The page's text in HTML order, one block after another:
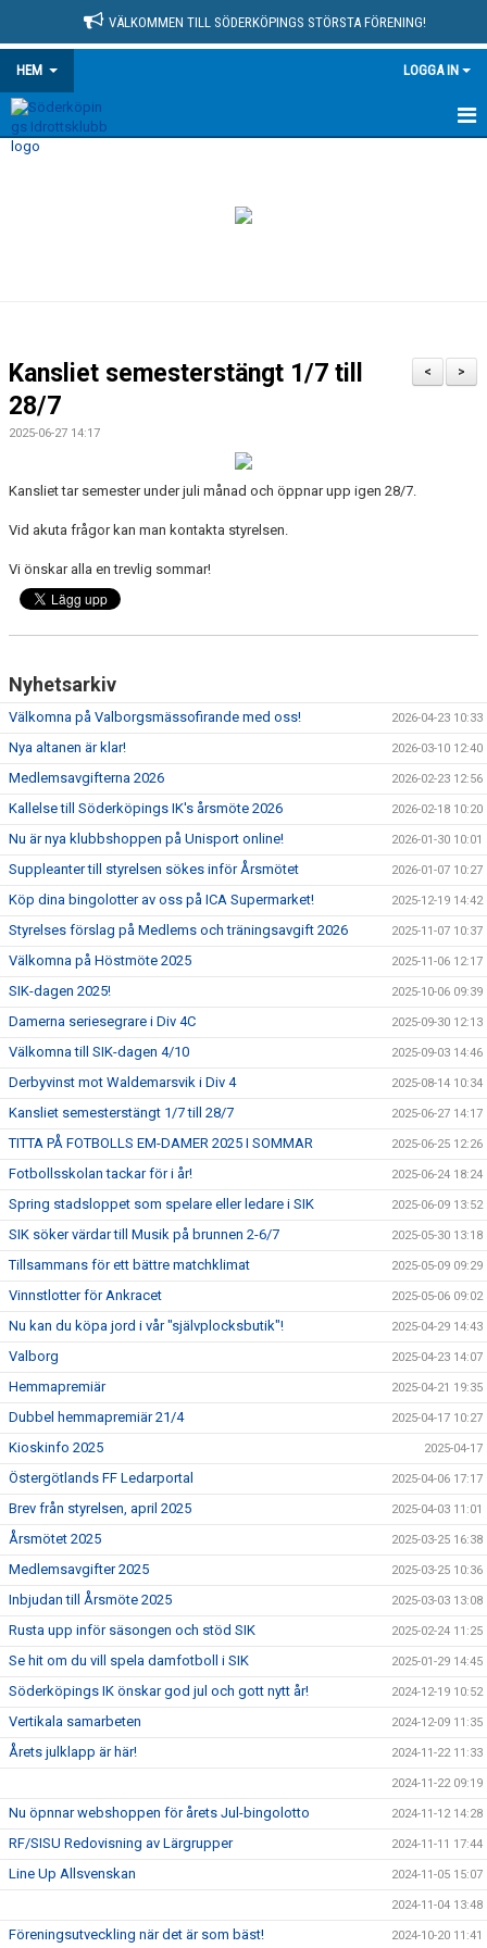
VÄLKOMMEN TILL SÖDERKÖPINGS STÖRSTA FÖRENING!
HEM LOGGA IN
HEM
KALENDER
SPONSORER
STÖTTA SIK
>
<
Kansliet semesterstängt 1/7 till
28/7
2025-06-27 14:17
Kansliet tar semester under juli månad och öppnar upp igen 28/7.
Vid akuta frågor kan man kontakta styrelsen.
Vi önskar alla en trevlig sommar!
Nyhetsarkiv
Välkomna på Valborgsmässofirande med oss! 2026-04-23 10:33
Nya altanen är klar! 2026-03-10 12:40
Medlemsavgifterna 2026 2026-02-23 12:56
Kallelse till Söderköpings IK's årsmöte 2026 2026-02-18 10:20
Nu är nya klubbshoppen på Unisport online! 2026-01-30 10:01
Suppleanter till styrelsen sökes inför Årsmötet 2026-01-07 10:27
Köp dina bingolotter av oss på ICA Supermarket! 2025-12-19 14:42
Styrelses förslag på Medlems och träningsavgift 2026 2025-11-07 10:37
Välkomna på Höstmöte 2025 2025-11-06 12:17
SIK-dagen 2025! 2025-10-06 09:39
Damerna seriesegrare i Div 4C 2025-09-30 12:13
Välkomna till SIK-dagen 4/10 2025-09-03 14:46
Derbyvinst mot Waldemarsvik i Div 4 2025-08-14 10:34
Kansliet semesterstängt 1/7 till 28/7 2025-06-27 14:17
TITTA PÅ FOTBOLLS EM-DAMER 2025 I SOMMAR 2025-06-25 12:26
Fotbollsskolan tackar för i år! 2025-06-24 18:24
Spring stadsloppet som spelare eller ledare i SIK 2025-06-09 13:52
SIK söker värdar till Musik på brunnen 2-6/7 2025-05-30 13:18
Tillsammans för ett bättre matchklimat 2025-05-09 09:29
Vinnstlotter för Ankracet 2025-05-06 09:02
Nu kan du köpa jord i vår "självplocksbutik"! 2025-04-29 14:43
Valborg 2025-04-23 14:07
Hemmapremiär 2025-04-21 19:35
Dubbel hemmapremiär 21/4 2025-04-17 10:27
Kioskinfo 2025 2025-04-17
Östergötlands FF Ledarportal 2025-04-06 17:17
Brev från styrelsen, april 2025 2025-04-03 11:01
Årsmötet 2025 2025-03-25 16:38
Medlemsavgifter 2025 2025-03-25 10:36
Inbjudan till Årsmöte 2025 2025-03-03 13:08
Rusta upp inför säsongen och stöd SIK 2025-02-24 11:25
Se hit om du vill spela damfotboll i SIK 2025-01-29 14:45
Söderköpings IK önskar god jul och gott nytt år! 2024-12-19 10:52
Vertikala samarbeten 2024-12-09 11:35
Årets julklapp är här! 2024-11-22 11:33
2024-11-22 09:19
Nu öpnnar webshoppen för årets Jul-bingolotto 2024-11-12 14:28
RF/SISU Redovisning av Lärgrupper 2024-11-11 17:44
Line Up Allsvenskan 2024-11-05 15:07
2024-11-04 13:48
Föreningsutveckling när det är som bäst! 2024-10-20 11:41